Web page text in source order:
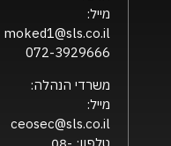
מייל:
moked1@sls.co.il
072-3929666
משרדי הנהלה:
מייל:
ceosec@sls.co.il
טלפון: 08-